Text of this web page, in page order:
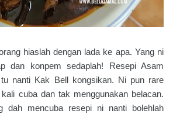
hiaslah dengan lada ke apa. Yang ni
dan konpem sedaplah! Resepi Asam
nanti Kak Bell kongsikan. Ni pun rare
cuba dan tak menggunakan belacan.
dah mencuba resepi ni nanti bolehlah